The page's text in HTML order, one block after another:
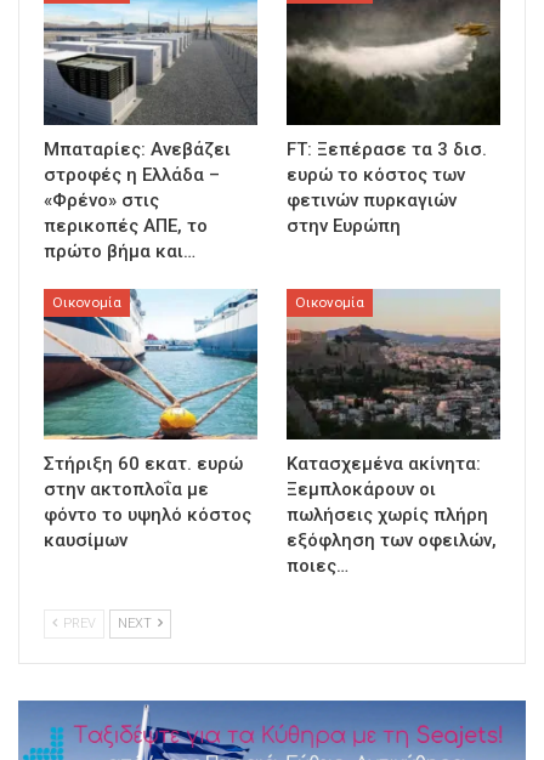
Μπαταρίες: Ανεβάζει
στροφές η Ελλάδα –
«Φρένο» στις
περικοπές ΑΠΕ, το
πρώτο βήμα και…
FT: Ξεπέρασε τα 3 δισ.
ευρώ το κόστος των
φετινών πυρκαγιών
στην Ευρώπη
Οικονομία
Στήριξη 60 εκατ. ευρώ
στην ακτοπλοΐα με
φόντο το υψηλό κόστος
καυσίμων
Οικονομία
Κατασχεμένα ακίνητα:
Ξεμπλοκάρουν οι
πωλήσεις χωρίς πλήρη
εξόφληση των οφειλών,
ποιες…
PREV NEXT